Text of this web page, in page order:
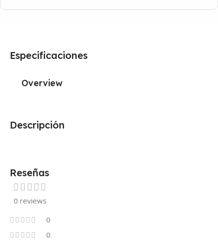
Descripción
Especificaciones
Overview
Reseñas
0 reviews
0
0